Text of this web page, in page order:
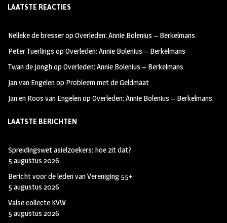
b
oo
k
ag
m
tt
LAATSTE REACTIES
Nelleke de bresseropOverleden: Annie Bolenius – Berkelmans
Peter Tuerlings opOverleden: Annie Bolenius – Berkelmans
Twan de JonghopOverleden: Annie Bolenius – Berkelmans
Jan van Engelenop Probleem met de Geldmaat
Jan en Roos van EngelenopOverleden: Annie Bolenius – Berkelmans
LAATSTE BERICHTEN
Spreidingswet asielzoekers: hoe zit dat?
5 augustus 2026
Bericht voor de leden van Vereniging 55+
5 augustus 2026
Valse collecte KVW
5 augustus 2026